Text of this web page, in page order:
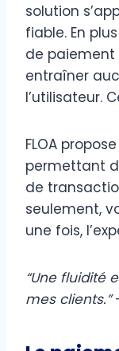
solution
fiable. En
de
entraîner
l’utilisateur.
FLOA
permettant
de
seulement,
une fois,
“Une fluidité
mes clients.”